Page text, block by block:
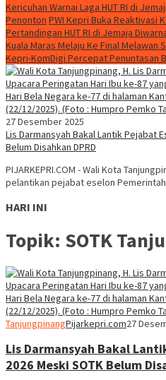
Kericuhan Warnai Laga HUT RI di
Penonton PWI Kepri Buka Reaktivasi
Pertandingan HUT RI di Jemaja
Kuala Maras Melaju Ke Final Melawan
Kepri-KomDigi Percepat Penuntasan
27 Desember 2025
Lis Darmansyah Bakal Lantik Pejabat
Belum Disahkan DPRD
PIJARKEPRI.COM - Wali Kota
pelantikan pejabat eselon
HARI INI
Topik: SOTK
TanjungpinangPijarkepri.com27
Lis Darmansyah Bakal
2026 Meski SOTK Belum